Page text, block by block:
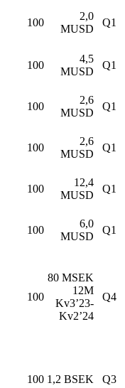
100
2,0
MUSD
Q1
100
4,5
MUSD
Q1
100
2,6
MUSD
Q1
100
2,6
MUSD
Q1
100
12,4
MUSD
Q1
100
6,0
MUSD
Q1
100
80 MSEK
12M
Kv3’23-
Kv2’24
Q4
100 1,2 BSEK Q3